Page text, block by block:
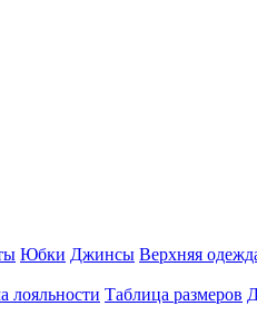
Юбки Джинсы Верхняя
лояльности Таблица размеров